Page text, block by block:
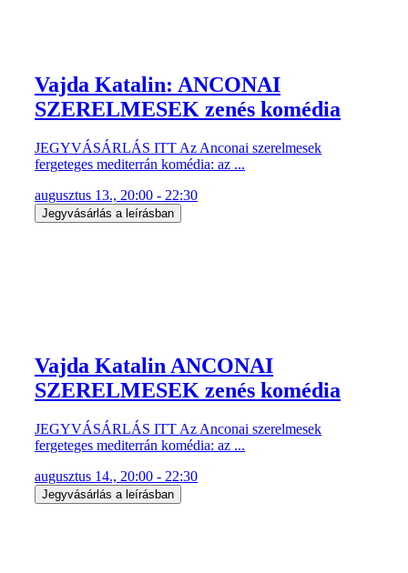
Vajda Katalin: ANCONAI
SZERELMESEK zenés komédia
JEGYVÁSÁRLÁS ITT Az Anconai szerelmesek
fergeteges mediterrán komédia: az ...
augusztus 13., 20:00 - 22:30
Jegyvásárlás a leírásban
Vajda Katalin ANCONAI
SZERELMESEK zenés komédia
JEGYVÁSÁRLÁS ITT Az Anconai szerelmesek
fergeteges mediterrán komédia: az ...
augusztus 14., 20:00 - 22:30
Jegyvásárlás a leírásban